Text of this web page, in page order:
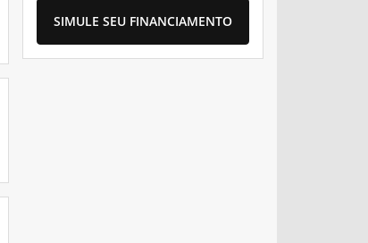
SIMULE SEU FINANCIAMENTO